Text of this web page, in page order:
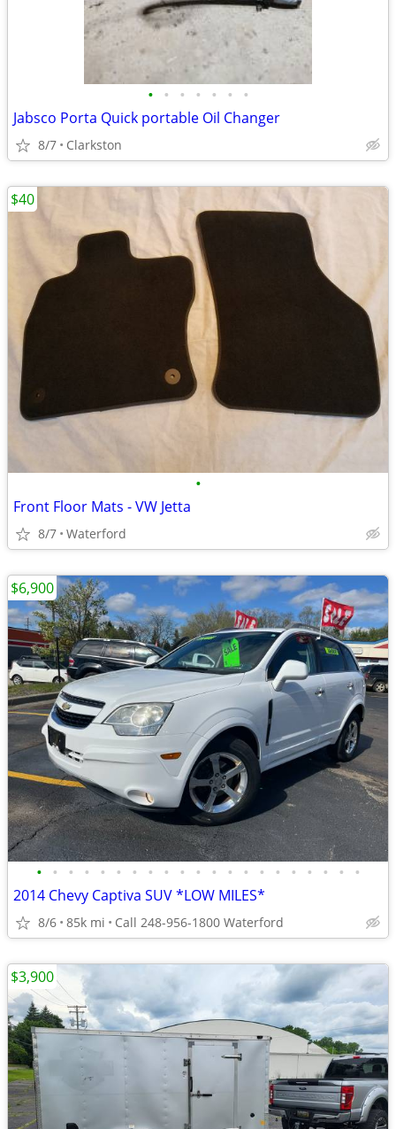
• • • • • • •
Jabsco Porta Quick portable Oil Changer
8/7 Clarkston
•
Front Floor Mats - VW Jetta
8/7 Waterford
$40
• • • • • • • • • • • • • • • • • • • • •
2014 Chevy Captiva SUV *LOW MILES*
8/6 85k mi Call 248-956-1800 Waterford
$6,900
$3,900